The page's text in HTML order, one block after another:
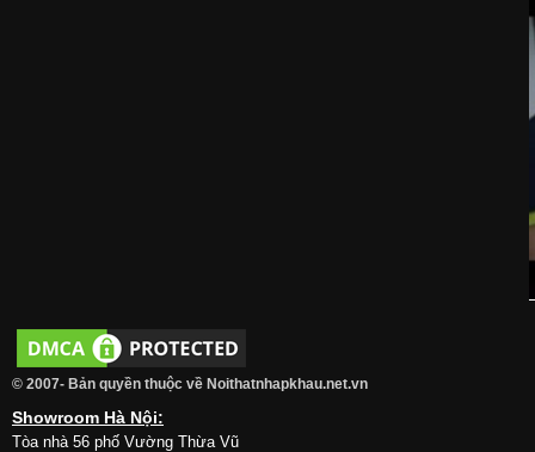
© 2007- Bản quyền thuộc về Noithatnhapkhau.net.vn
Showroom Hà Nội:
Tòa nhà 56 phố Vường Thừa Vũ